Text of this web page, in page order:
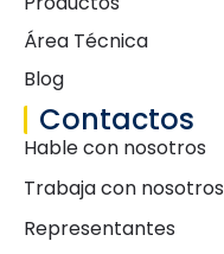
Área Técnica
Blog
Contactos
Hable con nosotros
Trabaja con nosotros
Representantes